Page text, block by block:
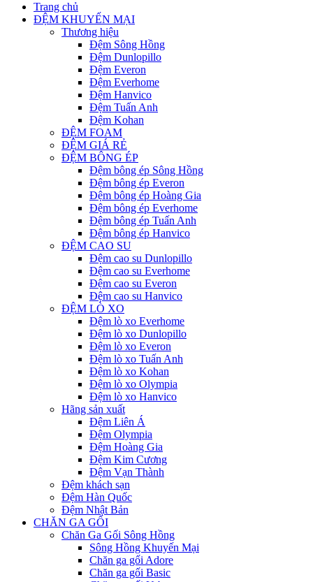
Trang chủ
ĐỆM KHUYẾN MẠI
Thương hiệu
Đệm Sông Hồng
Đệm Dunlopillo
Đệm Everon
Đệm Everhome
Đệm Hanvico
Đệm Tuấn Anh
Đệm Kohan
ĐỆM FOAM
ĐỆM GIÁ RẺ
ĐỆM BÔNG ÉP
Đệm bông ép Sông Hồng
Đệm bông ép Everon
Đệm bông ép Hoàng Gia
Đệm bông ép Everhome
Đệm bông ép Tuấn Anh
Đệm bông ép Hanvico
ĐỆM CAO SU
Đệm cao su Dunlopillo
Đệm cao su Everhome
Đệm cao su Everon
Đệm cao su Hanvico
ĐỆM LÒ XO
Đệm lò xo Everhome
Đệm lò xo Dunlopillo
Đệm lò xo Everon
Đệm lò xo Tuấn Anh
Đệm lò xo Kohan
Đệm lò xo Olympia
Đệm lò xo Hanvico
Hãng sản xuất
Đệm Liên Á
Đệm Olympia
Đệm Hoàng Gia
Đệm Kim Cương
Đệm Vạn Thành
Đệm khách sạn
Đệm Hàn Quốc
Đệm Nhật Bản
CHĂN GA GỐI
Chăn Ga Gối Sông Hồng
Sông Hồng Khuyến Mại
Chăn ga gối Adore
Chăn ga gối Basic